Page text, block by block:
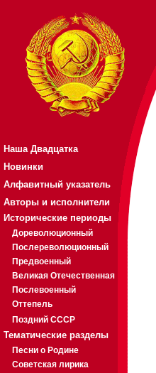
Наша Двадцатка
Новинки
Алфавитный указатель
Авторы и исполнители
Исторические периоды
Дореволюционный
Послереволюционный
Предвоенный
Великая Отечественная
Послевоенный
Оттепель
Поздний СССР
Тематические разделы
Песни о Родине
Советская лирика